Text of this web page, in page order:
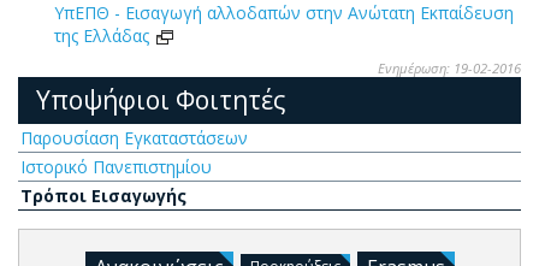
ΥπΕΠΘ - Εισαγωγή αλλοδαπών στην Ανώτατη Εκπαίδευση
της Ελλάδας
Ενημέρωση: 19-02-2016
Υποψήφιοι Φοιτητές
Παρουσίαση Εγκαταστάσεων
Ιστορικό Πανεπιστημίου
Τρόποι Εισαγωγής